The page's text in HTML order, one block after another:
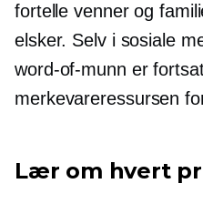
fortelle venner og
elsker. Selv i sosiale
word-of-munn er
merkevareressursen
Lær om hvert